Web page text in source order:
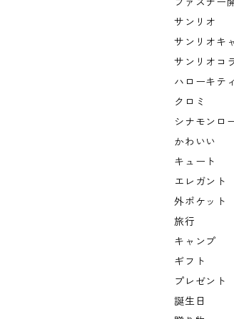
サンリオ
サンリオキ
サンリオコ
ハローキティ
クロミ
シナモンロ
かわいい
キュート
エレガント
外ポケット
旅行
キャンプ
ギフト
プレゼント
誕生日